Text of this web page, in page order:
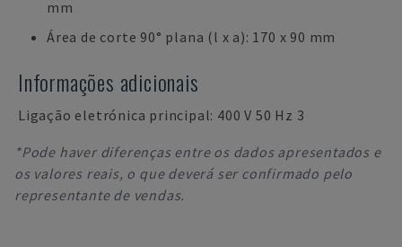
mm
Área de corte 90° plana (l x a): 170 x 90 mm
Informações adicionais
Ligação eletrónica principal: 400 V 50 Hz 3
*Pode haver diferenças entre os dados apresentados e
os valores reais, o que deverá ser confirmado pelo
representante de vendas.